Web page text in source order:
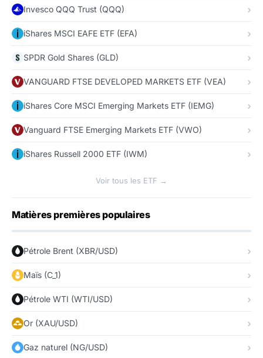
Invesco QQQ Trust (QQQ)
iShares MSCI EAFE ETF (EFA)
SPDR Gold Shares (GLD)
VANGUARD FTSE DEVELOPED MARKETS ETF (VEA)
iShares Core MSCI Emerging Markets ETF (IEMG)
Vanguard FTSE Emerging Markets ETF (VWO)
iShares Russell 2000 ETF (IWM)
Voir tous les ETF →
Matières premières populaires
Pétrole Brent (XBR/USD)
Maïs (C_1)
Pétrole WTI (WTI/USD)
Or (XAU/USD)
Gaz naturel (NG/USD)